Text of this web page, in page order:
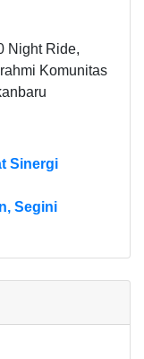
Night Ride,
Komunitas
Sinergi
Segini